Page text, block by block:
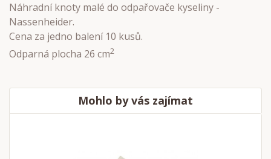
Náhradní knoty malé do odpařovače kyseliny -
Nassenheider.
Cena za jedno balení 10 kusů.
Odparná plocha 26 cm2
Mohlo by vás zajímat